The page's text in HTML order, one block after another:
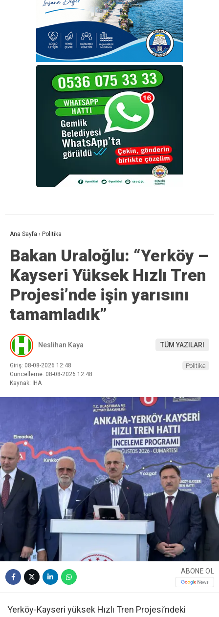
Ana Sayfa › Politika
Bakan Uraloğlu: “Yerköy –
Kayseri Yüksek Hızlı Tren
Projesi’nde işin yarısını
tamamladık”
Neslihan Kaya TÜM YAZILARI
Giriş: 08-08-2026 12:48
Güncelleme: 08-08-2026 12:48
Kaynak: İHA
Politika
ABONE OL
Yerköy-Kayseri yüksek Hızlı Tren Projesi’ndeki